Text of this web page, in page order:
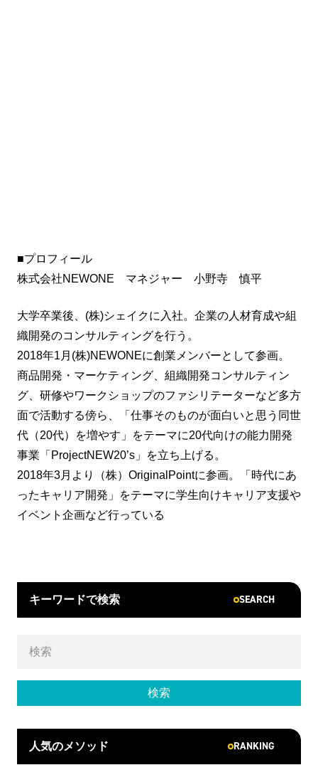
■プロフィール
株式会社NEWONE マネジャー 小野寺 慎平
大学卒業後、(株)シェイクに入社。企業の人材育成や組
織開発のコンサルティングを行う。
2018年1月(株)NEWONEに創業メンバーとして参画。
商品開発・マーケティング、組織開発コンサルティン
グ、研修やワークショップのファシリテーターなど多方
面で活動する傍ら、「仕事そのものが面白いと思う同世
代（20代）を増やす」をテーマに20代向けの能力開発
事業「ProjectNEW20’s」を立ち上げる。
2018年3月より（株）OriginalPointに参画。「時代にあ
ったキャリア開発」をテーマに学生向けキャリア支援や
イベント企画など行っている
キーワードで検索 SEARCH
人気のメソッド RANKING